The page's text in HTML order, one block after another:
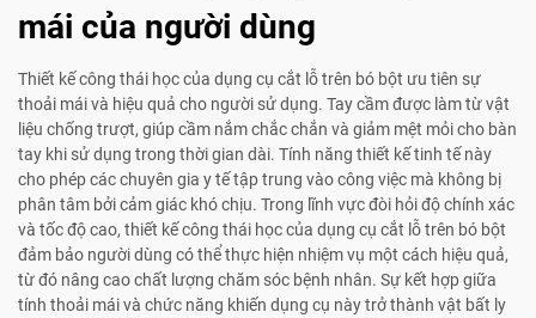
mái của người dùng
Thiết kế công thái học của dụng cụ cắt lỗ trên bó bột ưu tiên sự
thoải mái và hiệu quả cho người sử dụng. Tay cầm được làm từ vật
liệu chống trượt, giúp cầm nắm chắc chắn và giảm mệt mỏi cho bàn
tay khi sử dụng trong thời gian dài. Tính năng thiết kế tinh tế này
cho phép các chuyên gia y tế tập trung vào công việc mà không bị
phân tâm bởi cảm giác khó chịu. Trong lĩnh vực đòi hỏi độ chính xác
và tốc độ cao, thiết kế công thái học của dụng cụ cắt lỗ trên bó bột
đảm bảo người dùng có thể thực hiện nhiệm vụ một cách hiệu quả,
từ đó nâng cao chất lượng chăm sóc bệnh nhân. Sự kết hợp giữa
tính thoải mái và chức năng khiến dụng cụ này trở thành vật bất ly